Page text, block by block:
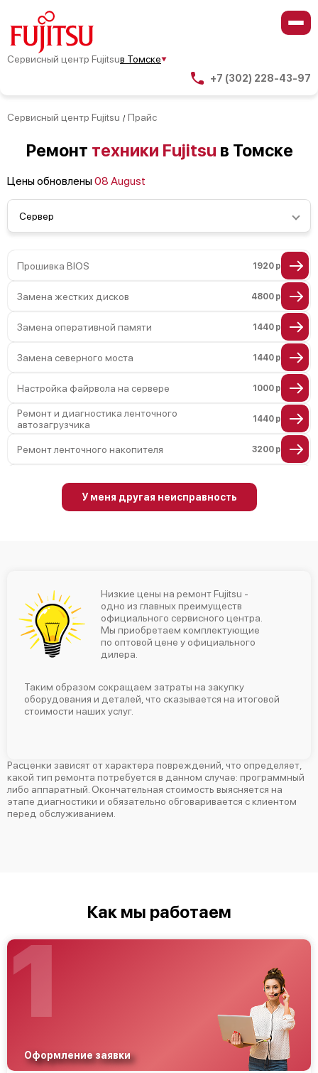
Сервисный центр Fujitsuв Томске
+7 (302) 228-43-97
Сервисный центр Fujitsu / Прайс
Ремонт техники Fujitsu в Томске
Цены обновлены08 August
Сервер
Прошивка BIOS 1920 р
Замена жестких дисков 4800 р
Замена оперативной памяти 1440 р
Замена северного моста 1440 р
Настройка файрвола на сервере 1000 р
Ремонт и диагностика ленточного
автозагрузчика
1440 р
Ремонт ленточного накопителя 3200 р
Ремонт СХД 4500 р
Ремонт материнской платы
Замена блока питания 960 р
Замена материнской платы
Установка/Настройка RAID-массива, SCSI
контроллера
1440 р
У меня другая неисправность
Низкие цены на ремонт Fujitsu -
одно из главных преимуществ
официального сервисного центра.
Мы приобретаем комплектующие
по оптовой цене у официального
дилера.
Таким образом сокращаем затраты на закупку
оборудования и деталей, что сказывается на итоговой
стоимости наших услуг.
Расценки зависят от характера повреждений, что определяет,
какой тип ремонта потребуется в данном случае: программный
либо аппаратный. Окончательная стоимость выясняется на
этапе диагностики и обязательно обговаривается с клиентом
перед обслуживанием.
Как мы работаем
1
Оформление заявки